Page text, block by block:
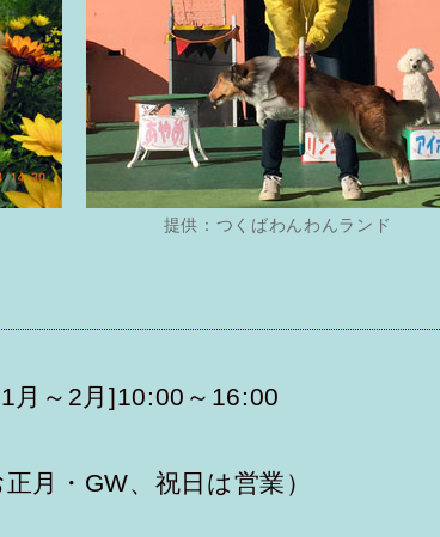
提供：つくばわんわんランド
月～2月]10:00～16:00
月・GW、祝日は営業）